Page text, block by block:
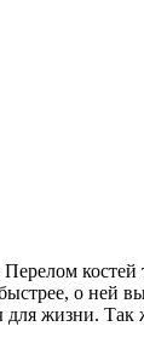
о ней
жизни.